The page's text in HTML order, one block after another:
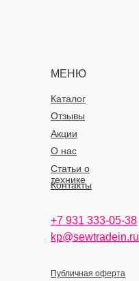
МЕНЮ
Каталог
О нас
Статьи о
технике
Отзывы
Акции
Контакты
+7 931 333-05-38
kp@sewtradein.ru
Публичная оферта